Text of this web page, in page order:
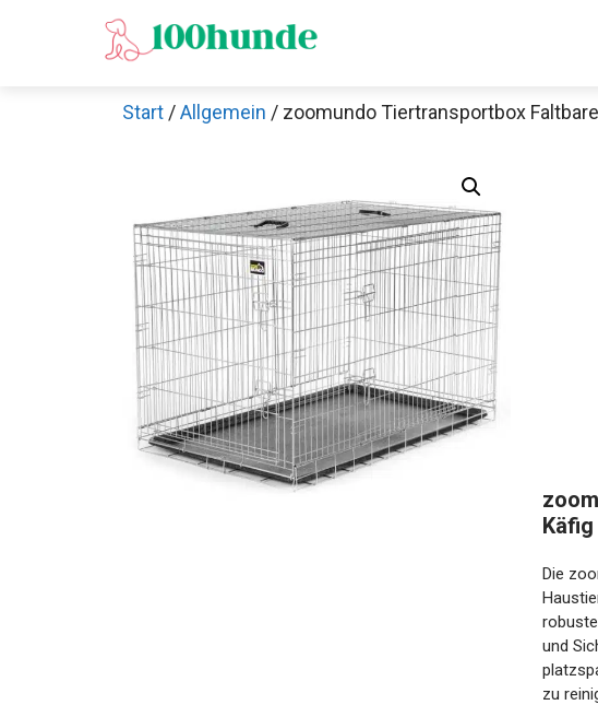
Start /Allgemein / zoomundo Tiertransportbox
Die
und
zu